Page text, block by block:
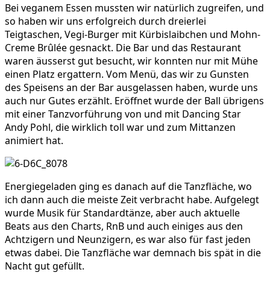
Bei veganem Essen mussten wir natürlich zugreifen, und
so haben wir uns erfolgreich durch dreierlei
Teigtaschen, Vegi-Burger mit Kürbislaibchen und Mohn-
Creme Brûlée gesnackt. Die Bar und das Restaurant
waren äusserst gut besucht, wir konnten nur mit Mühe
einen Platz ergattern. Vom Menü, das wir zu Gunsten
des Speisens an der Bar ausgelassen haben, wurde uns
auch nur Gutes erzählt. Eröffnet wurde der Ball übrigens
mit einer Tanzvorführung von und mit Dancing Star
Andy Pohl, die wirklich toll war und zum Mittanzen
animiert hat.
Energiegeladen ging es danach auf die Tanzfläche, wo
ich dann auch die meiste Zeit verbracht habe. Aufgelegt
wurde Musik für Standardtänze, aber auch aktuelle
Beats aus den Charts, RnB und auch einiges aus den
Achtzigern und Neunzigern, es war also für fast jeden
etwas dabei. Die Tanzfläche war demnach bis spät in die
Nacht gut gefüllt.